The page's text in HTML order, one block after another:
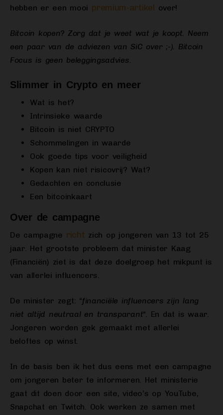
hebben er een mooi premium-artikel over!
Bitcoin kopen? Zorg dat je weet wat je koopt. Neem
een paar van de adviezen van SiC over ;-). Bitcoin
Focus is geen beleggingsadvies.
Slimmer in Crypto en meer
Wat is het?
Intrinsieke waarde
Bitcoin is niet CRYPTO
Schommelingen in waarde
Ook goede tips voor veiligheid
Kopen kan niet risicovrij? Wat?
Gedachten en conclusie
Een bitcoinkaart
Over de campagne
De campagne richt zich op jongeren van 13 tot 25
jaar. Het grootste probleem dat minister Kaag
(Financiën) ziet is dat deze doelgroep het mikpunt is
van allerlei influencers.
De minister zegt: “financiële influencers zijn lang
niet altijd neutraal en transparant“. En dat is waar.
Jongeren worden gek gemaakt met allerlei
beloftes op winst.
In de basis ben ik het dus eens met een campagne
om jongeren beter te informeren. Het ministerie
gaat dit doen door een site, video’s op YouTube,
Snapchat en Twitch. Ook werken ze samen met